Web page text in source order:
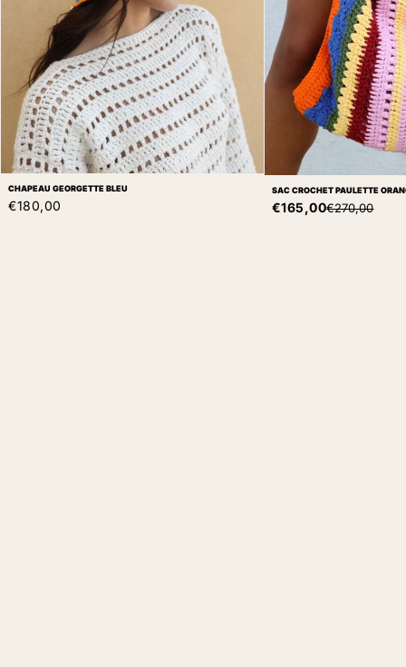
CHAPEAU GEORGETTE BLEU
Prix de vente
€180,00
SAC CROCHET PAULETTE
Prix de vente
€165,00Prix normal
€270,00